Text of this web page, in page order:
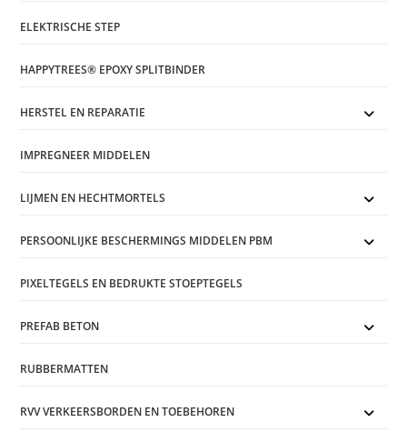
ELEKTRISCHE STEP
HAPPYTREES® EPOXY SPLITBINDER
HERSTEL EN REPARATIE
IMPREGNEER MIDDELEN
LIJMEN EN HECHTMORTELS
PERSOONLIJKE BESCHERMINGS MIDDELEN PBM
PIXELTEGELS EN BEDRUKTE STOEPTEGELS
PREFAB BETON
RUBBERMATTEN
RVV VERKEERSBORDEN EN TOEBEHOREN